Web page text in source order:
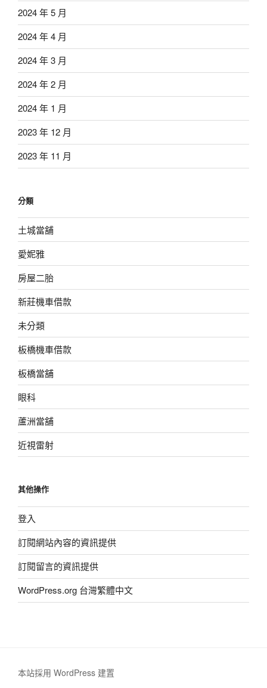
2024 年 5 月
2024 年 4 月
2024 年 3 月
2024 年 2 月
2024 年 1 月
2023 年 12 月
2023 年 11 月
分類
土城當舖
愛妮雅
房屋二胎
新莊機車借款
未分類
板橋機車借款
板橋當舖
眼科
蘆洲當舖
近視雷射
其他操作
登入
訂閱網站內容的資訊提供
訂閱留言的資訊提供
WordPress.org 台灣繁體中文
本站採用 WordPress 建置